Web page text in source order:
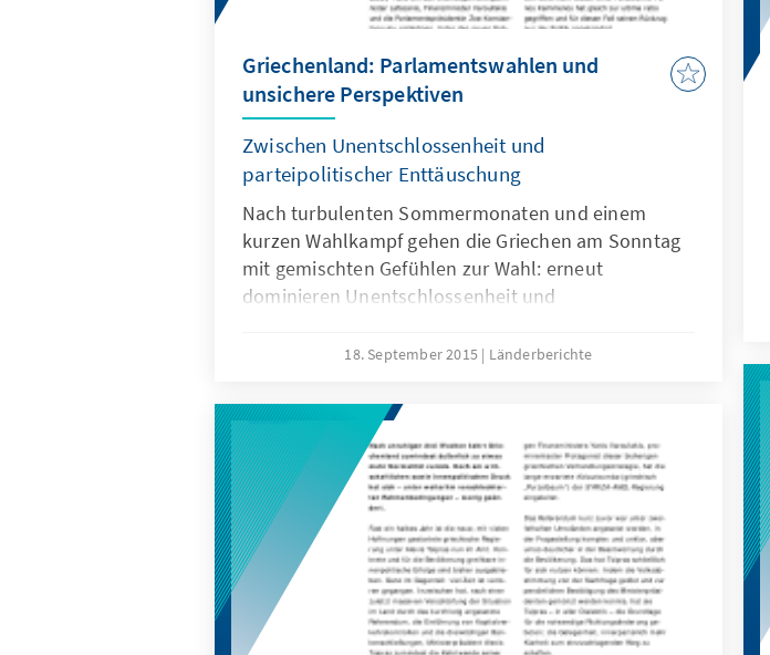
Griechenland: Parlamentswahlen und
unsichere Perspektiven
Zwischen Unentschlossenheit und
parteipolitischer Enttäuschung
Nach turbulenten Sommermonaten und einem
kurzen Wahlkampf gehen die Griechen am Sonntag
mit gemischten Gefühlen zur Wahl: erneut
dominieren Unentschlossenheit und
Wahlentscheidung.18. September 2015 Länderberichte